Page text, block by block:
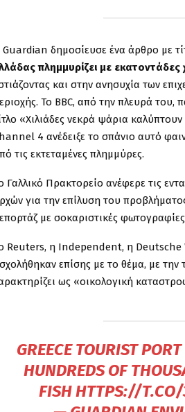
δημοσίευσε ένα άρθρο με
πλημμυρίζει με εκατοντάδες
και στην ανησυχία των
Το BBC, από την πλευρά του,
«Χιλιάδες νεκρά ψάρια
4 ανέδειξε το σπάνιο αυτό
τις εκτεταμένες πλημμύρες.
Γαλλικό Πρακτορείο ανέφερε τις
για την επίλυση του
με σοκαριστικές
Reuters, η Independent, η Deutsche
επίσης με το θέμα, με την
ως «οικολογική
GREECE TOURIST
HUNDREDS OF
FISHHTTPS://T.CO/